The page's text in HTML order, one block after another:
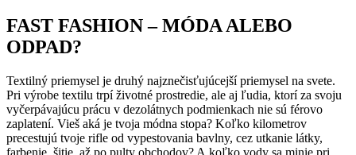
FAST FASHION – MÓDA ALEBO
ODPAD?
Textilný priemysel je druhý najznečisťujúcejší priemysel na svete.
Pri výrobe textilu trpí životné prostredie, ale aj ľudia, ktorí za svoju
vyčerpávajúcu prácu v dezolátnych podmienkach nie sú férovo
zaplatení. Vieš aká je tvoja módna stopa? Koľko kilometrov
precestujú tvoje rifle od vypestovania bavlny, cez utkanie látky,